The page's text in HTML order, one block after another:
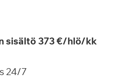
sisältö 373 €/hlö/kk
24/7